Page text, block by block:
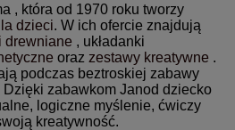
, która od 1970 roku tworzy
dzieci. W ich ofercie znajdują
drewniane , układanki
oraz zestawy kreatywne .
podczas beztroskiej zabawy
zabawkom Janod dziecko
logiczne myślenie, ćwiczy
kreatywność.